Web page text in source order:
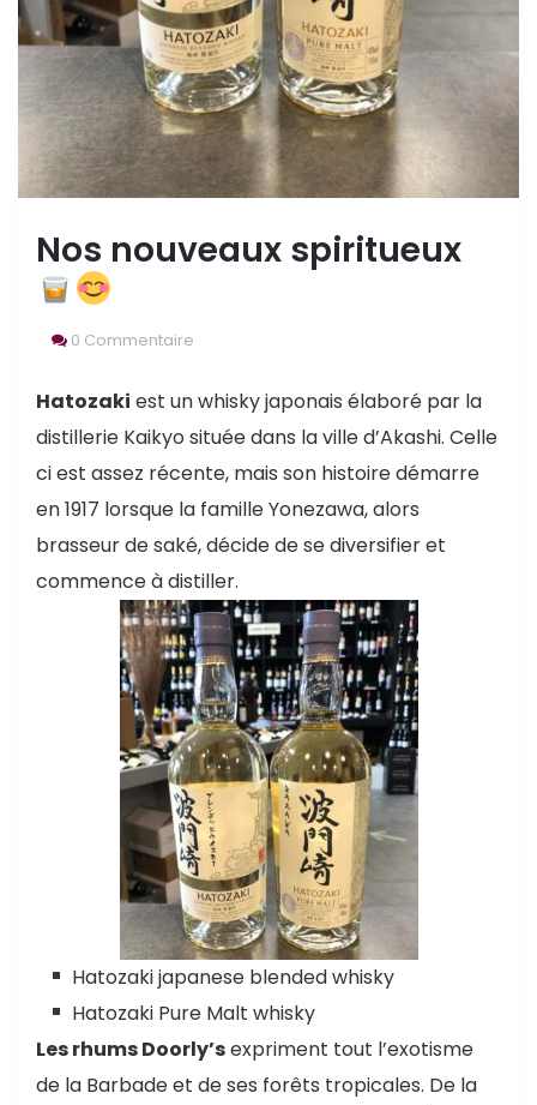
Nos nouveaux spiritueux
0 Commentaire
Hatozaki est un whisky japonais élaboré par la
distillerie Kaikyo située dans la ville d’Akashi. Celle
ci est assez récente, mais son histoire démarre
en 1917 lorsque la famille Yonezawa, alors
brasseur de saké, décide de se diversifier et
commence à distiller.
Hatozaki japanese blended whisky
Hatozaki Pure Malt whisky
Les rhums Doorly’sexpriment tout l’exotisme
de la Barbade et de ses forêts tropicales. De la